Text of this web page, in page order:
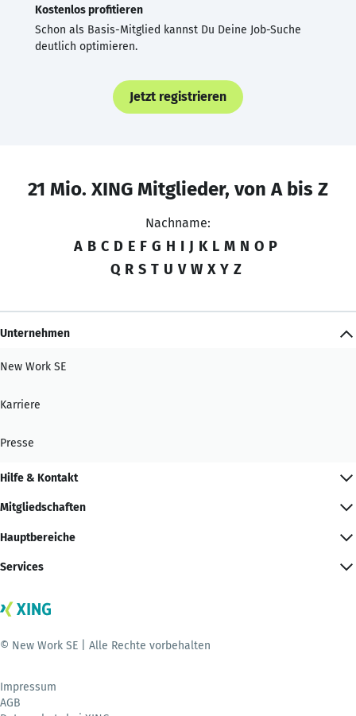
Kostenlos profitieren
Schon als Basis-Mitglied kannst Du Deine Job-Suche
deutlich optimieren.
Jetzt registrieren
21 Mio. XING Mitglieder, von A bis Z
Nachname:
A B C D E F G H I J K L M N O P
Q R S T U V W X Y Z
Unternehmen
New Work SE
Karriere
Presse
Hilfe & Kontakt
Mitgliedschaften
Hauptbereiche
Services
© New Work SE | Alle Rechte vorbehalten
Impressum
AGB